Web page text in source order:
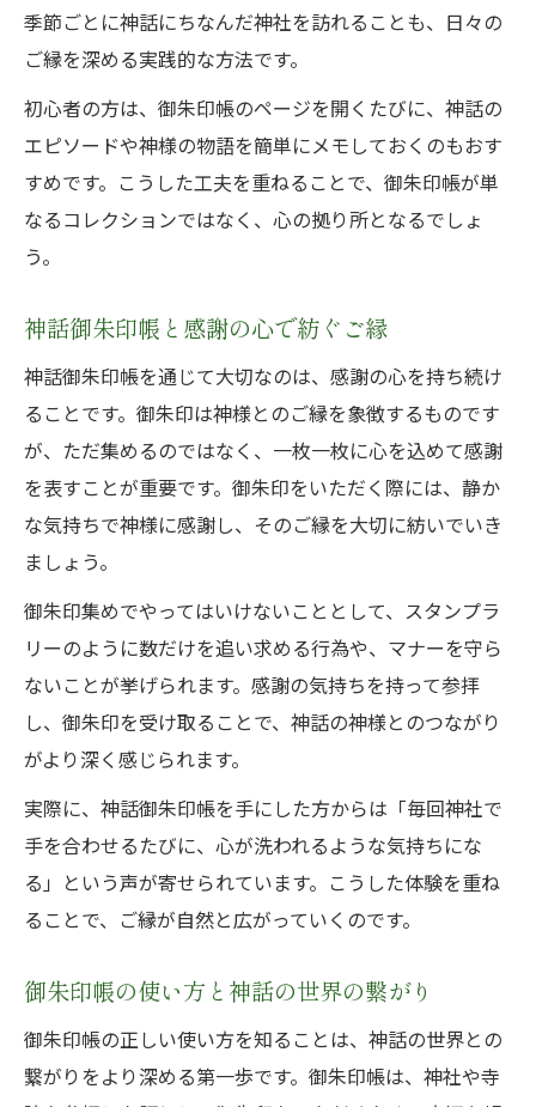
季節ごとに神話にちなんだ神社を訪れることも、日々の
ご縁を深める実践的な方法です。
初心者の方は、御朱印帳のページを開くたびに、神話の
エピソードや神様の物語を簡単にメモしておくのもおす
すめです。こうした工夫を重ねることで、御朱印帳が単
なるコレクションではなく、心の拠り所となるでしょ
う。
神話御朱印帳と感謝の心で紡ぐご縁
神話御朱印帳を通じて大切なのは、感謝の心を持ち続け
ることです。御朱印は神様とのご縁を象徴するものです
が、ただ集めるのではなく、一枚一枚に心を込めて感謝
を表すことが重要です。御朱印をいただく際には、静か
な気持ちで神様に感謝し、そのご縁を大切に紡いでいき
ましょう。
御朱印集めでやってはいけないこととして、スタンプラ
リーのように数だけを追い求める行為や、マナーを守ら
ないことが挙げられます。感謝の気持ちを持って参拝
し、御朱印を受け取ることで、神話の神様とのつながり
がより深く感じられます。
実際に、神話御朱印帳を手にした方からは「毎回神社で
手を合わせるたびに、心が洗われるような気持ちにな
る」という声が寄せられています。こうした体験を重ね
ることで、ご縁が自然と広がっていくのです。
御朱印帳の使い方と神話の世界の繋がり
御朱印帳の正しい使い方を知ることは、神話の世界との
繋がりをより深める第一歩です。御朱印帳は、神社や寺